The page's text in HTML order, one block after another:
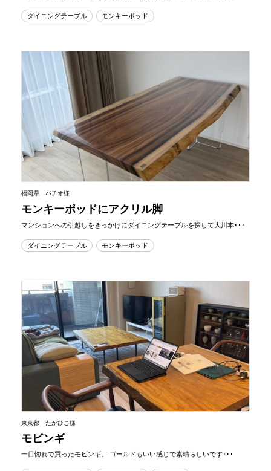
ダイニングテーブル モンキーポッド
福岡県 バチオ様
モンキーポッドにアクリル脚
マンションへの引越しをきっかけにダイニングテーブルを探して大川本･･･
ダイニングテーブル モンキーポッド
東京都 たかひこ様
モビンギ
一目惚れで買ったモビンギ。 ゴールドもいい感じで素晴らしいです･･･